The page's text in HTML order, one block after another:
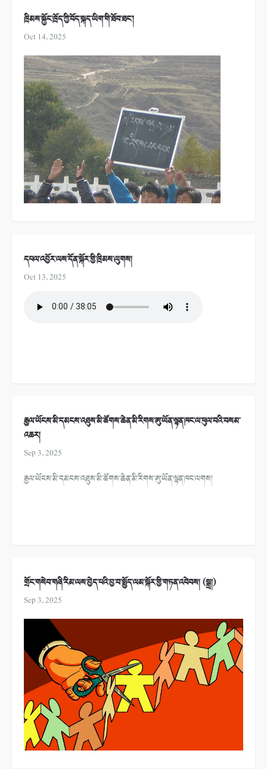
ཁྲིམས་སྐྱོང་ཁྲོད་ཀྱི་བོད་སྐད་ཡིག་གི་ཐོབ་ཐང་།
Oct 14, 2025
དཔལ་འབྱོར་ལས་དོན་སྐོར་གྱི་ཁྲིམས་ལུགས།
Oct 13, 2025
རྒྱལ་ཡོངས་མི་དམངས་འཐུས་མི་ཚོགས་ཆེན་མི་རིགས་ཨུ་ཡོན་ལྷན་ཁང་ལ་ཕུལ་བའི་བསམ་
འཆར།
Sep 3, 2025
རྒྱལ་ཡོངས་མི་དམངས་འཐུས་མི་ཚོགས་ཆེན་མི་རིགས་ཨུ་ཡོན་ལྷན་ཁང་ལགས།
གྲོང་གསེབ་གཞི་རིམ་ལས་བྱེད་པའི་བྱ་བ་སྤྱོད་ལམ་སྐོར་གྱི་གཏན་འབེབས། (སྒྲ།)
Sep 3, 2025